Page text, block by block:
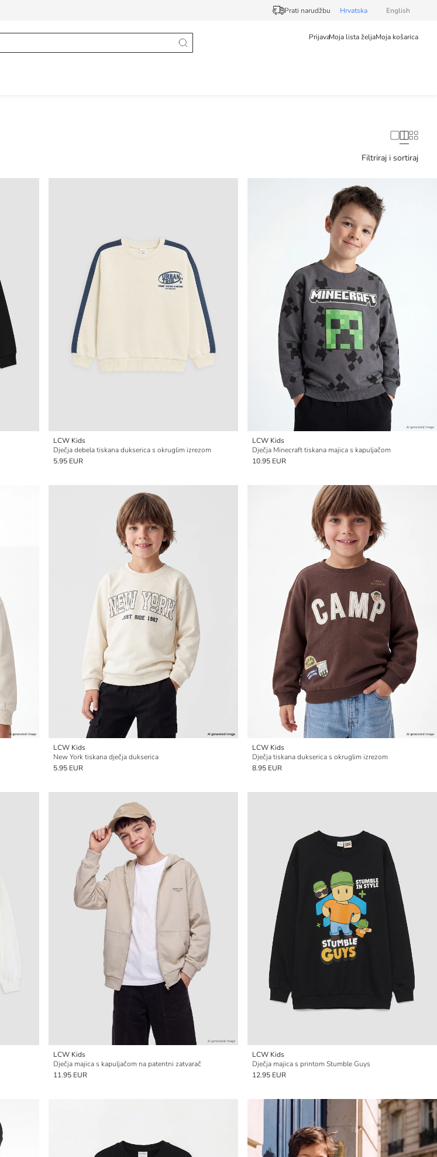
Prati narudžbu Hrvatska English
PrijavaMoja lista željaMoja košarica
Filtriraj i sortiraj
LCW Kids
Dječja debela tiskana dukserica s okruglim izrezom
5.95 EUR
LCW Kids
Dječja Minecraft tiskana majica s kapuljačom
10.95 EUR
LCW Kids
New York tiskana dječja dukserica
5.95 EUR
LCW Kids
Dječja tiskana dukserica s okruglim izrezom
8.95 EUR
LCW Kids
Dječja majica s kapuljačom na patentni zatvarač
11.95 EUR
LCW Kids
Dječja majica s printom Stumble Guys
12.95 EUR